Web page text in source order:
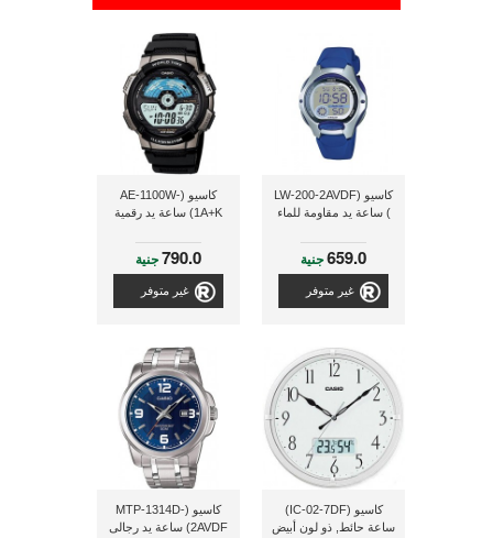
كاسيو (LW-200-2AVDF
) ساعة يد مقاومة للماء
659.0جنية
غير متوفر
كاسيو (AE-1100W-
1A+K) ساعة يد رقمية
790.0جنية
غير متوفر
كاسيو (IC-02-7DF)
ساعة حائط, ذو لون أبيض
كاسيو (MTP-1314D-
2AVDF) ساعة يد رجالى